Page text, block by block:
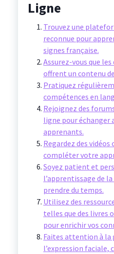
Ligne
Trouvez une
reconnue pour
signes française.
Assurez-vous que
offrent un contenu
Pratiquez
compétences en
Rejoignez des
ligne pour échanger
apprenants.
Regardez des
compléter votre
Soyez patient et
l’apprentissage de
prendre du temps.
Utilisez des
telles que des livres
pour enrichir vos
Faites attention à la
l’expression faciale,